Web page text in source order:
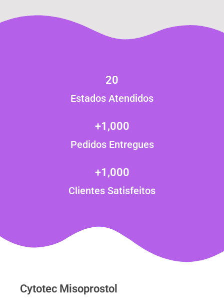
Estados Atendidos
20
Pedidos Entregues
+1,000
Clientes Satisfeitos
+1,000
Cytotec Misoprostol